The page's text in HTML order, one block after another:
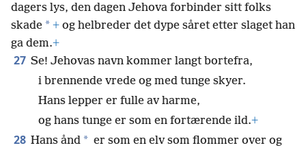
dagers lys, den dagen Jehova forbinder sitt folks
skade * + og helbreder det dype såret etter slaget han
ga dem.+
27 Se! Jehovas navn kommer langt bortefra,
i brennende vrede og med tunge skyer.
Hans lepper er fulle av harme,
og hans tunge er som en fortærende ild.+
28 Hans ånd * er som en elv som flommer over og